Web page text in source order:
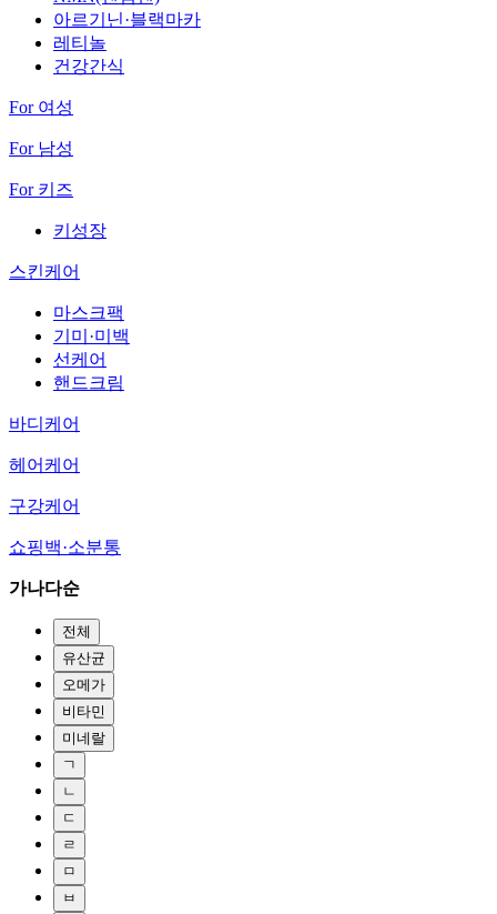
아르기닌·블랙마카
레티놀
건강간식
For 여성
For 남성
For 키즈
키성장
스킨케어
마스크팩
기미·미백
선케어
핸드크림
바디케어
헤어케어
구강케어
쇼핑백·소분통
가나다순
전체
유산균
오메가
비타민
미네랄
ㄱ
ㄴ
ㄷ
ㄹ
ㅁ
ㅂ